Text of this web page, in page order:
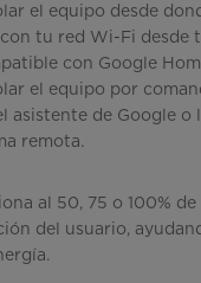
el equipo desde
tu red Wi-Fi desde
con Google
el equipo por
asistente de Google o
remota.
al 50, 75 o 100%
del usuario,